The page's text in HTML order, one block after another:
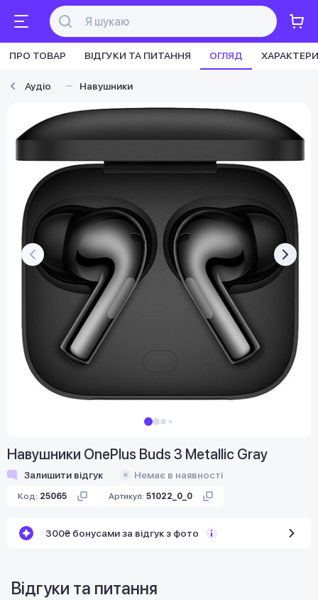
ПРО ТОВАР ВІДГУКИ ТА ПИТАННЯ ОГЛЯД
Аудіо Навушники
Навушники OnePlus Buds 3 Metallic Gray
Залишити відгук Немає в наявності
Код: 25065 Артикул: 51022_0_0
300₴ бонусами за відгук з фото
Відгуки та питання